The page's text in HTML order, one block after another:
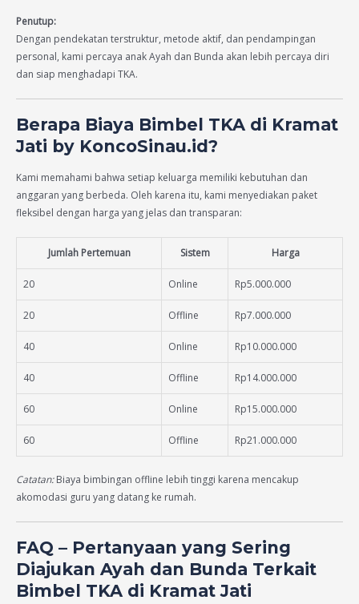
Penutup:
Dengan pendekatan terstruktur, metode aktif, dan pendampingan
personal, kami percaya anak Ayah dan Bunda akan lebih percaya diri
dan siap menghadapi TKA.
Berapa Biaya Bimbel TKA di Kramat
Jati by KoncoSinau.id?
Kami memahami bahwa setiap keluarga memiliki kebutuhan dan
anggaran yang berbeda. Oleh karena itu, kami menyediakan paket
fleksibel dengan harga yang jelas dan transparan:
Jumlah Pertemuan Sistem Harga
20 Online Rp5.000.000
20 Offline Rp7.000.000
40 Online Rp10.000.000
40 Offline Rp14.000.000
60 Online Rp15.000.000
60 Offline Rp21.000.000
Catatan:Biaya bimbingan offline lebih tinggi karena mencakup
akomodasi guru yang datang ke rumah.
FAQ – Pertanyaan yang Sering
Diajukan Ayah dan Bunda Terkait
Bimbel TKA di Kramat Jati